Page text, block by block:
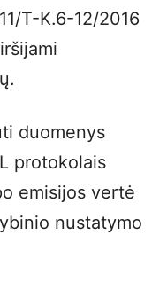
T-K.6-12/2016
duomenys
protokolais
emisijos vertė
nustatymo